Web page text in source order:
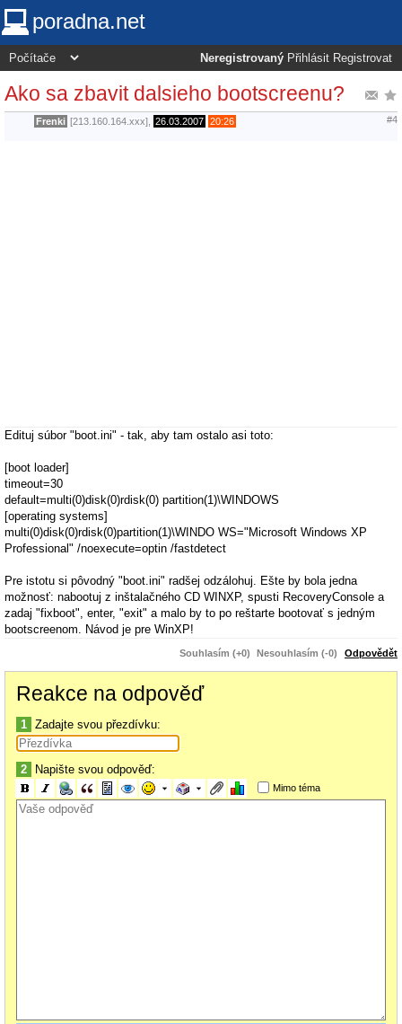
poradna.net
Neregistrovaný Přihlásit Registrovat
Ako sa zbavit dalsieho bootscreenu?
Frenki [213.160.164.xxx], 26.03.2007 20:26 #4
Edituj súbor "boot.ini" - tak, aby tam ostalo asi toto:
[boot loader]
timeout=30
default=multi(0)disk(0)rdisk(0) partition(1)\WINDOWS
[operating systems]
multi(0)disk(0)rdisk(0)partition(1)\WINDO WS="Microsoft Windows XP
Professional" /noexecute=optin /fastdetect
Pre istotu si pôvodný "boot.ini" radšej odzálohuj. Ešte by bola jedna
možnosť: nabootuj z inštalačného CD WINXP, spusti RecoveryConsole a
zadaj "fixboot", enter, "exit" a malo by to po reštarte bootovať s jedným
bootscreenom. Návod je pre WinXP!
Souhlasím (+0) Nesouhlasím (-0) Odpovědět
Reakce na odpověď
1 Zadajte svou přezdívku:
2 Napište svou odpověď:
Mimo téma